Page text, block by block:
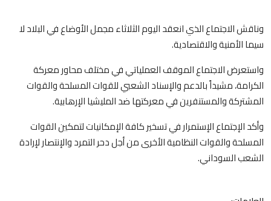
وناقش الاجتماع الذي انعقد اليوم الثلاثاء مجمل الأوضاع في البلاد لا
سيما الأمنية والاقتصادية.
واستعرض الاجتماع الموقف العملياتي في مختلف محاور معركة
الكرامة، مشيداً بالدعم والإسناد الشعبي للقوات المسلحة والقوات
المشتركة والمستنفرين في معركتها ضد المليشيا الإرهابية.
وأكد الإجتماع الإستمرار في تسخير كافة الإمكانيات لتمكين القوات
المسلحة والقوات النظامية الأخرى من أجل دحر التمرد والإنتصار لإرادة
الشعب السوداني.